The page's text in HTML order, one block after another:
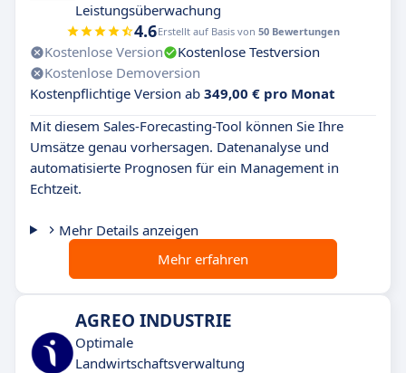
Leistungsüberwachung
4.6Erstellt auf Basis von 50 Bewertungen
Kostenlose Version
Kostenlose Testversion
Kostenlose Demoversion
Kostenpflichtige Version ab 349,00 € pro Monat
Mit diesem Sales-Forecasting-Tool können Sie Ihre
Umsätze genau vorhersagen. Datenanalyse und
automatisierte Prognosen für ein Management in
Echtzeit.
Mehr Details anzeigen
Mehr erfahren
AGREO INDUSTRIE
Optimale
Landwirtschaftsverwaltung